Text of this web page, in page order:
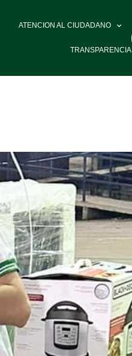
ATENCION AL CIUDADANO
TRANSPARENCIA